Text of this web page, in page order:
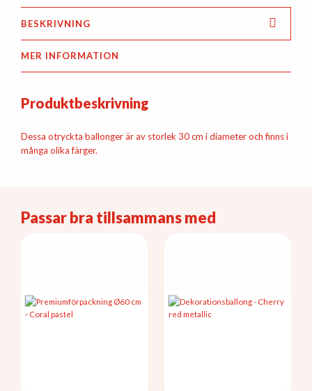
BESKRIVNING
MER INFORMATION
Produktbeskrivning
Dessa otryckta ballonger är av storlek 30 cm i diameter och finns i
många olika färger.
Passar bra tillsammans med